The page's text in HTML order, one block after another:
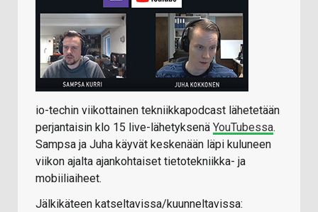
io-techin viikottainen tekniikkapodcast lähetetään
perjantaisin klo 15 live-lähetyksenä YouTubessa.
Sampsa ja Juha käyvät keskenään läpi kuluneen
viikon ajalta ajankohtaiset tietotekniikka- ja
mobiiliaiheet.
Jälkikäteen katseltavissa/kuunneltavissa: